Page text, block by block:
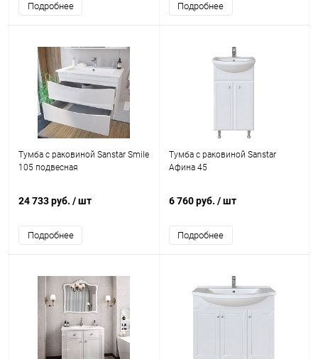
Подробнее Подробнее
Тумба с раковиной Sanstar Smile
105 подвесная
24 733 руб. / шт
Подробнее
Тумба с раковиной Sanstar
Афина 45
6 760 руб. / шт
Подробнее